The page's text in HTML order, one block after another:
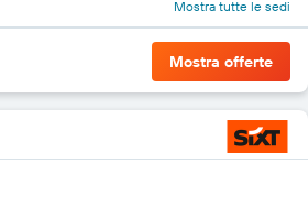
Mostra tutte le sedi
Mostra offerte